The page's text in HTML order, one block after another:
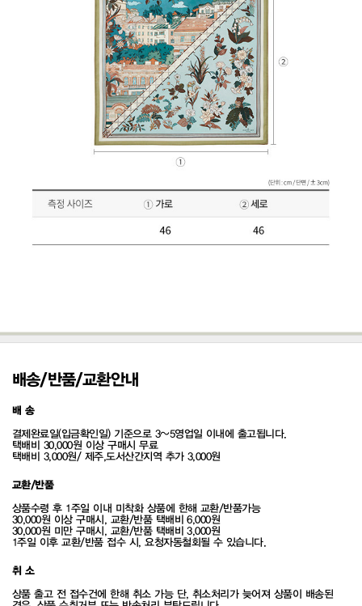
배송/반품/교환안내
배 송
결제완료일(입금확인일) 기준으로 3~5영업일 이내에 출고됩니다.
택배비 30,000원 이상 구매시 무료
택배비 3,000원/ 제주,도서산간지역 추가 3,000원
교환/반품
상품수령 후 1주일 이내 미착화 상품에 한해 교환/반품가능
30,000원 이상 구매시, 교환/반품 택배비 6,000원
30,000원 미만 구매시, 교환/반품 택배비 3,000원
1주일 이후 교환/반품 접수 시, 요청자동철회될 수 있습니다.
취 소
상품 출고 전 접수건에 한해 취소 가능 단, 취소처리가 늦어져 상품이 배송된